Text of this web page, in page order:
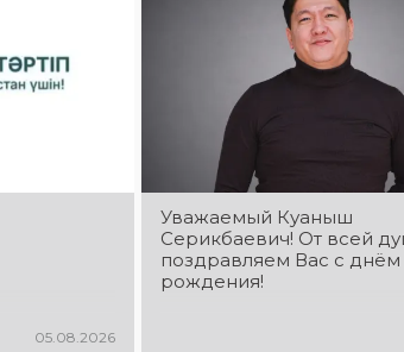
05.08.2026
Уважаемый Куаныш
Серикбаевич! От всей
поздравляем Вас с днём
рождения!